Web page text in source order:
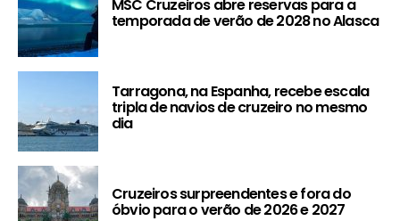
MSC Cruzeiros abre reservas para a
temporada de verão de 2028 no Alasca
Tarragona, na Espanha, recebe escala
tripla de navios de cruzeiro no mesmo
dia
Cruzeiros surpreendentes e fora do
óbvio para o verão de 2026 e 2027